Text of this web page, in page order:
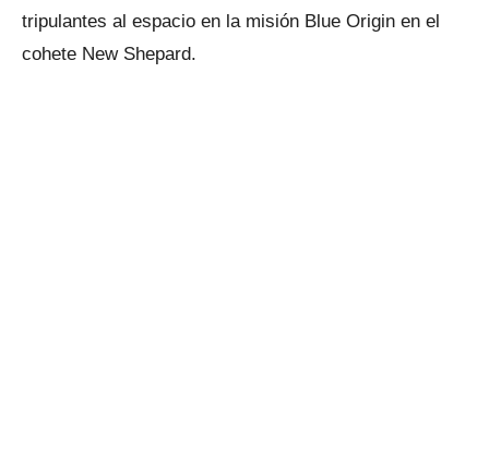
tripulantes al espacio en la misión Blue Origin en el
cohete New Shepard.